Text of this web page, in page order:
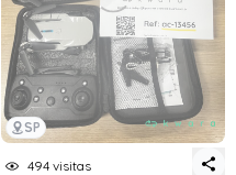
SP
494 visitas